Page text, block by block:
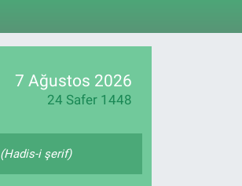
7 Ağustos 2026
24 Safer 1448
i şerif)